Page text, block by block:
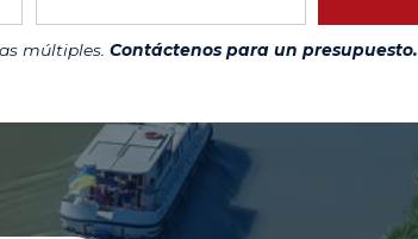
múltiples. Contáctenos para un presupuesto.